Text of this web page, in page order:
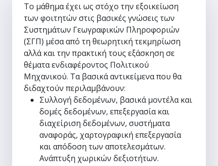
Tο μάθημα έχει ως στόχο την εξοικείωση
των φοιτητών στις βασικές γνώσεις των
Συστημάτων Γεωγραφικών Πληροφοριών
(ΣΓΠ) μέσα από τη θεωρητική τεκμηρίωση
αλλά και την πρακτική τους εξάσκηση σε
θέματα ενδιαφέροντος Πολιτικού
Μηχανικού. Τα βασικά αντικείμενα που θα
διδαχτούν περιλαμβάνουν:
Συλλογή δεδομένων, βασικά μοντέλα και
δομές δεδομένων, επεξεργασία και
διαχείριση δεδομένων, συστήματα
αναφοράς, χαρτογραφική επεξεργασία
και απόδοση των αποτελεσμάτων.
Ανάπτυξη χωρικών δεξιοτήτων.